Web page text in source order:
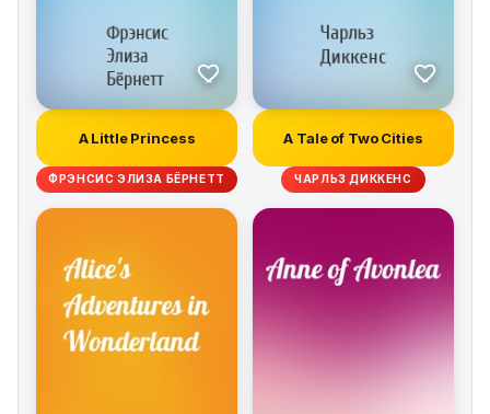
A Little Princess
ФРЭНСИС ЭЛИЗА БЁРНЕТТ
A Tale of Two Cities
ЧАРЛЬЗ ДИККЕНС